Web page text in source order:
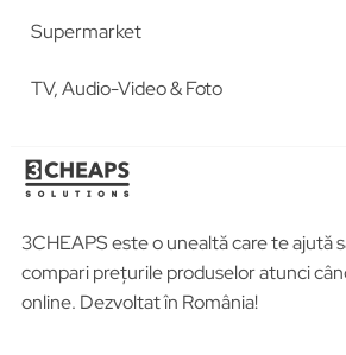
Supermarket
TV, Audio-Video & Foto
3CHEAPS este o unealtă care te ajută
compari prețurile produselor atunci
online. Dezvoltat în România!